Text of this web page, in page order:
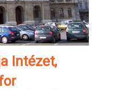
Intézet,